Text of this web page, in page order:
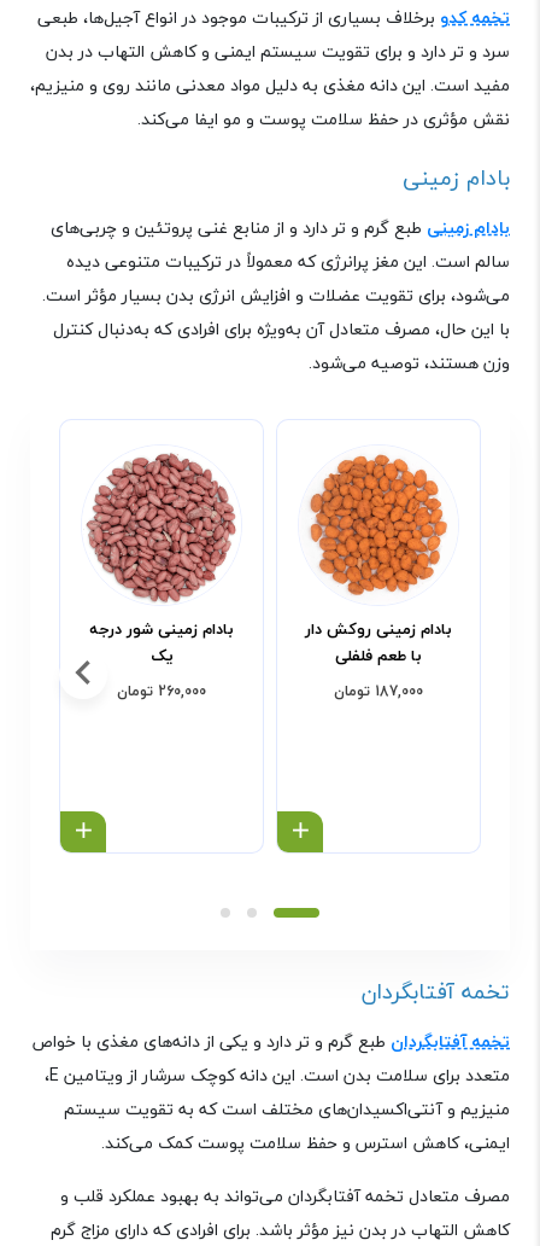
تخمه کدو برخلاف بسیاری از ترکیبات موجود در انواع آجیل‌ها، طبعی
سرد و تر دارد و برای تقویت سیستم ایمنی و کاهش التهاب در بدن
مفید است. این دانه مغذی به دلیل مواد معدنی مانند روی و منیزیم،
نقش مؤثری در حفظ سلامت پوست و مو ایفا می‌کند.
بادام زمینی
بادام زمینی طبع گرم و تر دارد و از منابع غنی پروتئین و چربی‌های
سالم است. این مغز پرانرژی که معمولاً در ترکیبات متنوعی دیده
می‌شود، برای تقویت عضلات و افزایش انرژی بدن بسیار مؤثر است.
با این حال، مصرف متعادل آن به‌ویژه برای افرادی که به‌دنبال کنترل
وزن هستند، توصیه می‌شود.
بادام زمینی روکش دار
با طعم فلفلی
187,000 تومان
بادام زمینی شور درجه
یک
260,000 تومان
تخمه آفتابگردان
تخمه آفتابگردان طبع گرم و تر دارد و یکی از دانه‌های مغذی با خواص
متعدد برای سلامت بدن است. این دانه کوچک سرشار از ویتامین E،
منیزیم و آنتی‌اکسیدان‌های مختلف است که به تقویت سیستم
ایمنی، کاهش استرس و حفظ سلامت پوست کمک می‌کند.
مصرف متعادل تخمه آفتابگردان می‌تواند به بهبود عملکرد قلب و
کاهش التهاب در بدن نیز مؤثر باشد. برای افرادی که دارای مزاج گرم